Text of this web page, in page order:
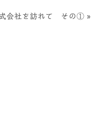
会社を訪れて その① »